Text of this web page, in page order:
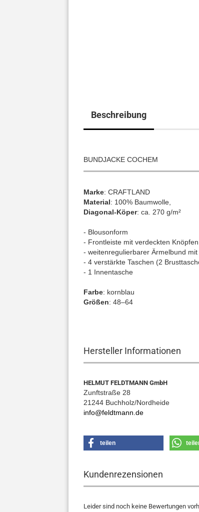
Beschreibung
BUNDJACKE COCHEM
Marke: CRAFTLAND
Material: 100% Baumwolle,
Diagonal-Köper: ca. 270 g/m²
- Blousonform
- Frontleiste mit verdeckten Knöpfen
- weitenregulierbarer Ärmelbund mit
- 4 verstärkte Taschen (2
- 1 Innentasche
Farbe: kornblau
Größen: 48–64
Hersteller Informationen
HELMUT FELDTMANN GmbH
Zunftstraße 28
21244 Buchholz/Nordheide
info@feldtmann.de
teilen
Kundenrezensionen
Leider sind noch keine Bewertungen